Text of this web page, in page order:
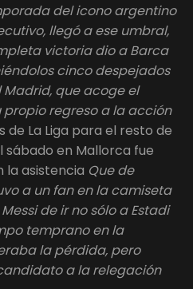
del icono argentino
llegó a ese umbral,
victoria dio a Barca
cinco despejados
que acoge el
propio regreso a la acción
La Liga para el resto de
sábado en Mallorca fue
la asistencia Que de
a un fan en la camiseta
de ir no sólo a Estadi
temprano en la
la pérdida, pero
a la relegación